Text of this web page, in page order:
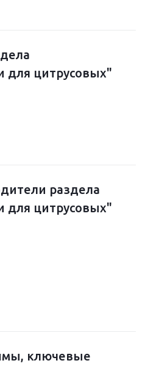
для цитрусовых"
раздела
для цитрусовых"
ключевые